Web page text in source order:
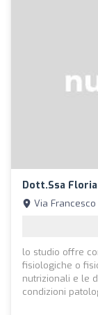
Dott.ssa
Via
lo studio offre
fisiologiche o
nutrizionali e le
condizioni